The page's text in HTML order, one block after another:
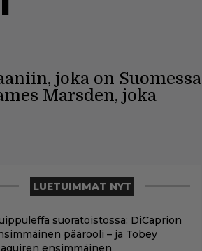
joka on Suomessa
Marsden, joka
LUETUIMMAT NYT
suoratoistossa: DiCaprion
päärooli – ja Tobey
ensimmäinen